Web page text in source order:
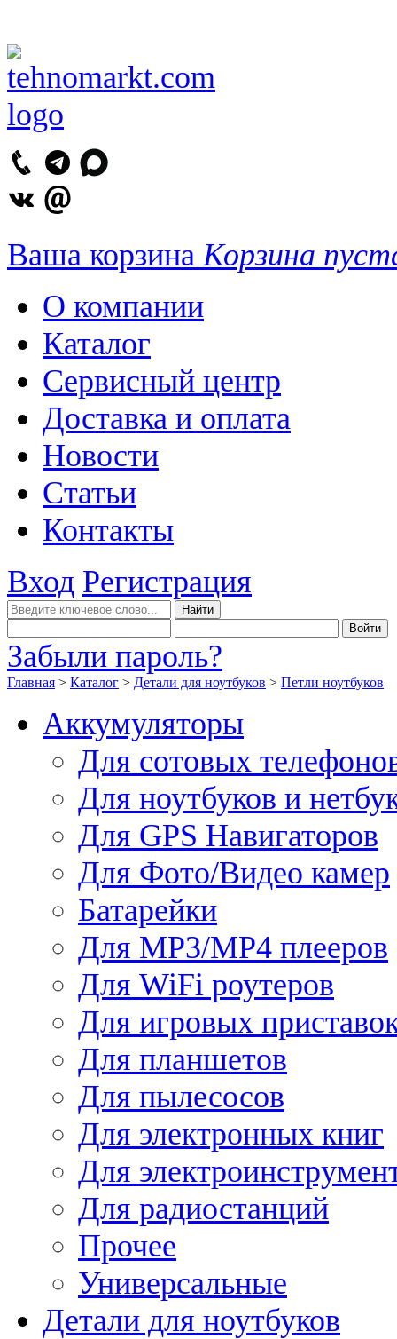
Ваша корзина Корзина
О компании
Каталог
Сервисный центр
Доставка и оплата
Новости
Статьи
Контакты
Вход Регистрация
Забыли пароль?
Главная > Каталог > Детали для ноутбуков > Петли ноутбуков
Аккумуляторы
Для сотовых
Для ноутбуков и
Для GPS Навигаторов
Для Фото/Видео камер
Батарейки
Для MP3/MP4 плееров
Для WiFi роутеров
Для игровых
Для планшетов
Для пылесосов
Для электронных книг
Для
Для радиостанций
Прочее
Универсальные
Детали для ноутбуков